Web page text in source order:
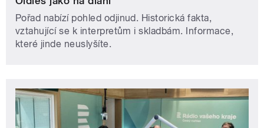
Pořad nabízí pohled odjinud. Historická fakta,
vztahující se k interpretům i skladbám. Informace,
které jinde neuslyšíte.